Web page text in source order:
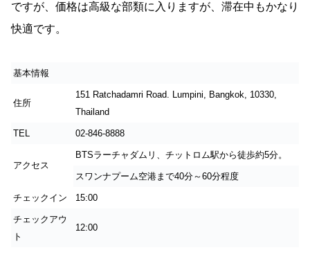
ですが、価格は高級な部類に入りますが、滞在中もかなり
快適です。
基本情報
住所
151 Ratchadamri Road. Lumpini, Bangkok, 10330,
Thailand
TEL 02-846-8888
アクセス
BTSラーチャダムリ、チットロム駅から徒歩約5分。
スワンナプーム空港まで40分～60分程度
チェックイン 15:00
チェックアウ
ト
12:00